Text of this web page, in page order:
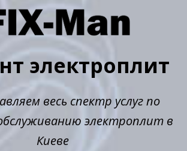
электроплит
весь спектр услуг по
электроплит в
Киеве